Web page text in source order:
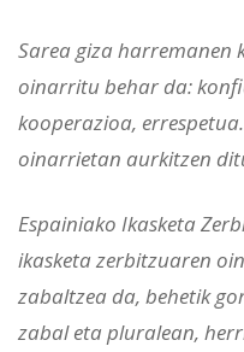
Sarea giza harremanen
oinarritu behar da:
kooperazioa,
oinarrietan aurkitzen
Espainiako Ikasketa
ikasketa zerbitzuaren
zabaltzea da, behetik
zabal eta pluralean,